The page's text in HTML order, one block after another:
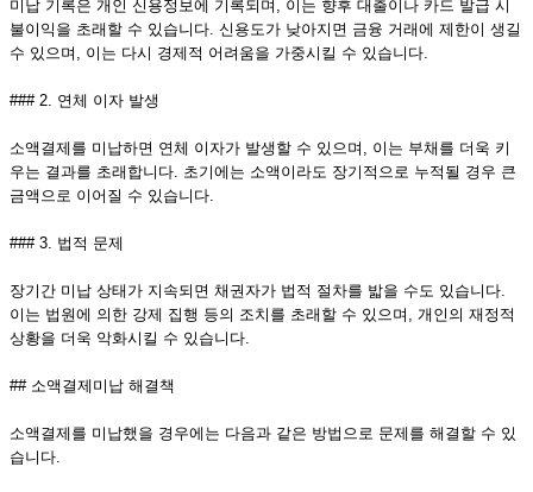
미납 기록은 개인 신용정보에 기록되며, 이는 향후 대출이나 카드 발급 시
불이익을 초래할 수 있습니다. 신용도가 낮아지면 금융 거래에 제한이 생길
수 있으며, 이는 다시 경제적 어려움을 가중시킬 수 있습니다.
### 2. 연체 이자 발생
소액결제를 미납하면 연체 이자가 발생할 수 있으며, 이는 부채를 더욱 키
우는 결과를 초래합니다. 초기에는 소액이라도 장기적으로 누적될 경우 큰
금액으로 이어질 수 있습니다.
### 3. 법적 문제
장기간 미납 상태가 지속되면 채권자가 법적 절차를 밟을 수도 있습니다.
이는 법원에 의한 강제 집행 등의 조치를 초래할 수 있으며, 개인의 재정적
상황을 더욱 악화시킬 수 있습니다.
## 소액결제미납 해결책
소액결제를 미납했을 경우에는 다음과 같은 방법으로 문제를 해결할 수 있
습니다.